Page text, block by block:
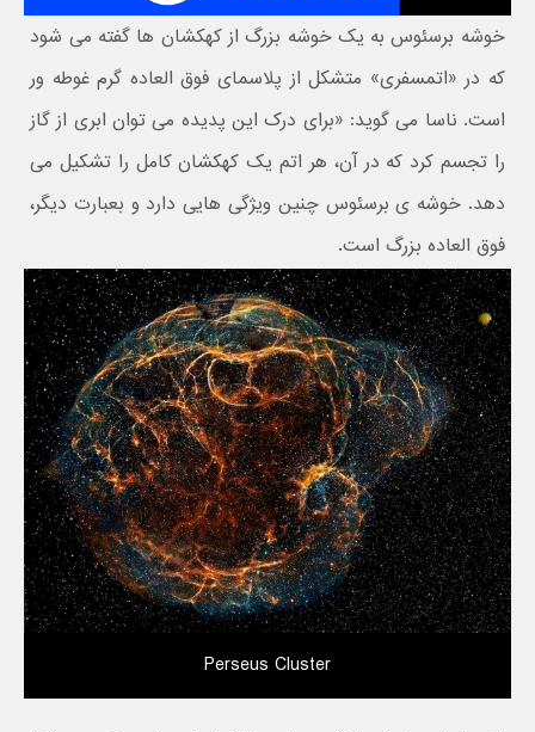
خوشه برسئوس به یک خوشه بزرگ از کهکشان ها گفته می شود
که در «اتمسفری» متشکل از پلاسمای فوق العاده گرم غوطه ور
است. ناسا می گوید: «برای درک این پدیده می توان ابری از گاز
را تجسم کرد که در آن، هر اتم یک کهکشان کامل را تشکیل می
دهد. خوشه ی برسئوس چنین ویژگی هایی دارد و بعبارت دیگر،
فوق العاده بزرگ است.
Perseus Cluster